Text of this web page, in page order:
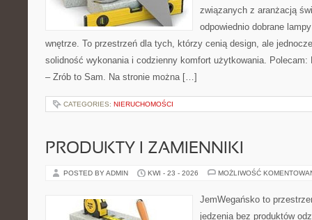
związanych z aranżacją
odpowiednio dobrane
wnętrze. To przestrzeń dla tych, którzy cenią design, ale
solidność wykonania i codzienny komfort użytkowania. Polecam:
– Zrób to Sam. Na stronie można […]
CATEGORIES: NIERUCHOMOŚCI
PRODUKTY I ZAMIENNIKI
POSTED BY ADMIN KWI - 23 - 2026 MOŻLIWOŚĆ
JemWegańsko to
jedzenia bez produktów